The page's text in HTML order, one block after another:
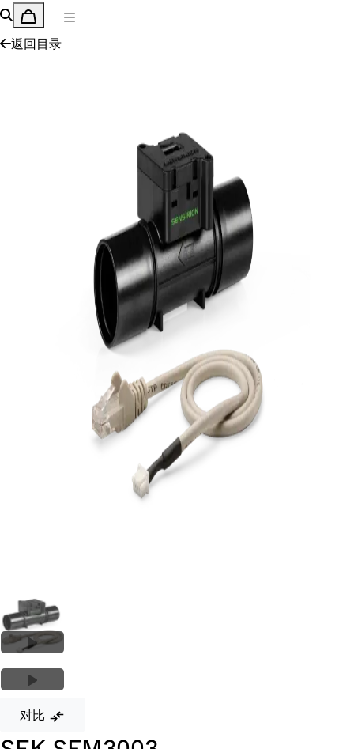
返回目录
对比